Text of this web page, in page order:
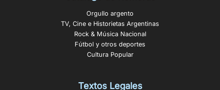
Orgullo argento
TV, Cine e Historietas Argentinas
Rock & Música Nacional
Fútbol y otros deportes
Cultura Popular
Textos Legales